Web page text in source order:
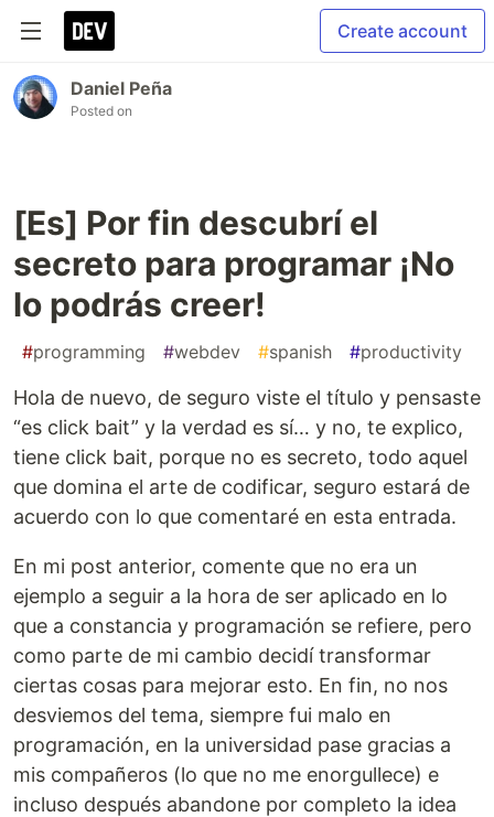
Create account
Daniel Peña
Posted on
[Es] Por fin descubrí el
secreto para programar ¡No
lo podrás creer!
#programming #webdev #spanish #productivity
Hola de nuevo, de seguro viste el título y pensaste
“es click bait” y la verdad es sí… y no, te explico,
tiene click bait, porque no es secreto, todo aquel
que domina el arte de codificar, seguro estará de
acuerdo con lo que comentaré en esta entrada.
En mi post anterior, comente que no era un
ejemplo a seguir a la hora de ser aplicado en lo
que a constancia y programación se refiere, pero
como parte de mi cambio decidí transformar
ciertas cosas para mejorar esto. En fin, no nos
desviemos del tema, siempre fui malo en
programación, en la universidad pase gracias a
mis compañeros (lo que no me enorgullece) e
incluso después abandone por completo la idea